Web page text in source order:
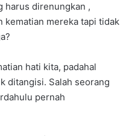
harus direnungkan ,
kematian mereka tapi tidak
hati kita, padahal
ditangisi. Salah seorang
pernah